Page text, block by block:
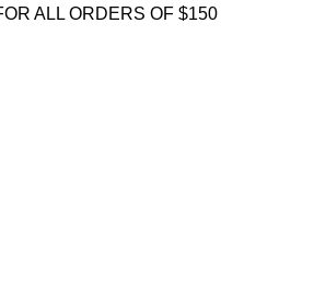
ALL ORDERS OF $150